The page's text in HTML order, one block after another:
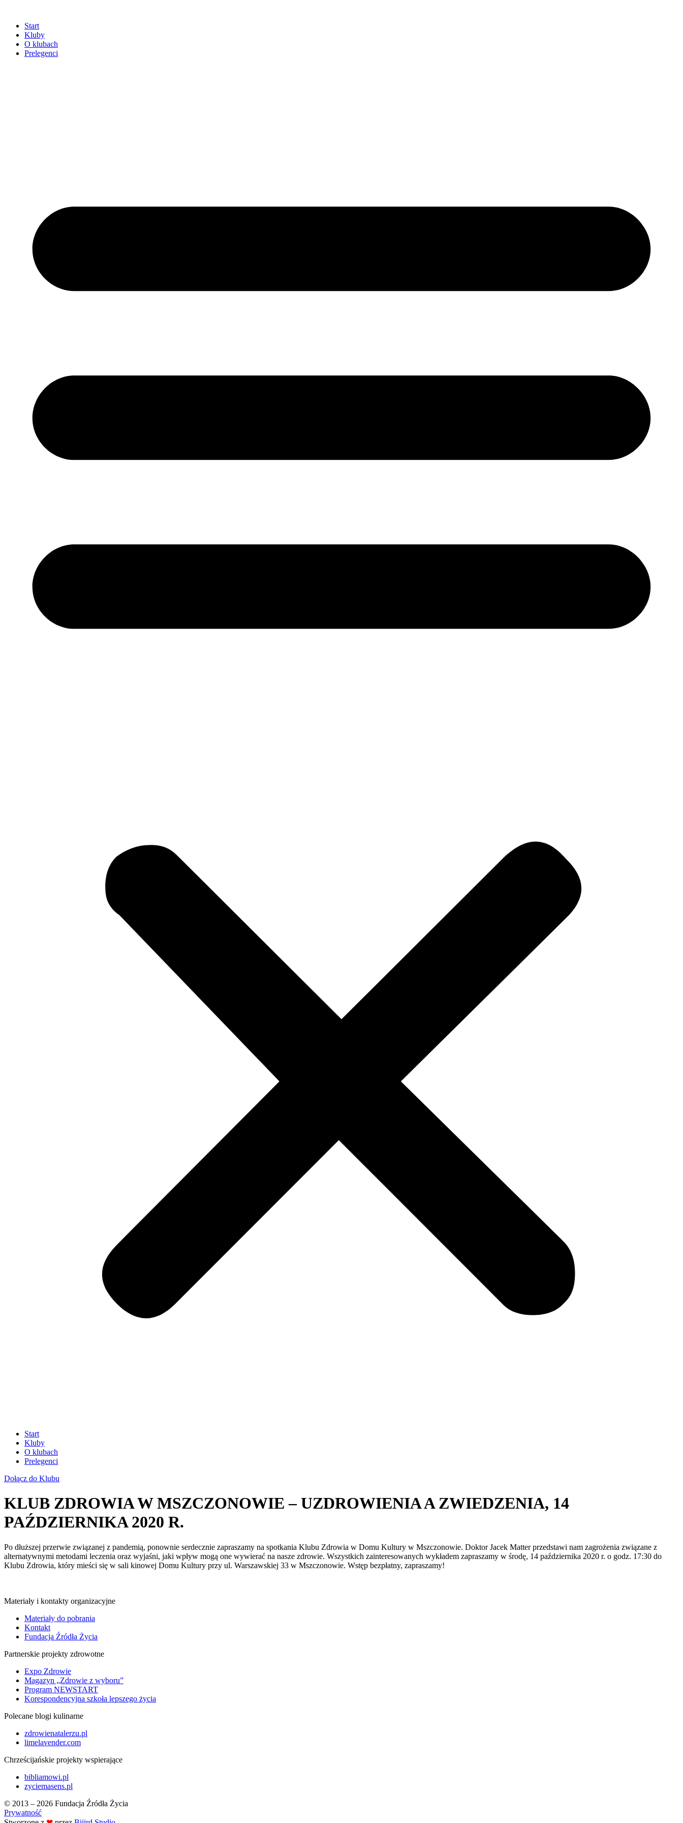
treści
Start
Kluby
O klubach
Prelegenci
Start
Kluby
O klubach
Prelegenci
Dołącz do Klubu
KLUB ZDROWIA W MSZCZONOWIE – UZDROWIENIA A ZWIEDZENIA, 14
PAŹDZIERNIKA 2020 R.
Po dłuższej przerwie związanej z pandemią, ponownie serdecznie zapraszamy na spotkania Klubu Zdrowia w Domu Kultury w Mszczonowie. Doktor Jacek Matter przedstawi nam zagrożenia związane z
alternatywnymi metodami leczenia oraz wyjaśni, jaki wpływ mogą one wywierać na nasze zdrowie. Wszystkich zainteresowanych wykładem zapraszamy w środę, 14 października 2020 r. o godz. 17:30 do
Klubu Zdrowia, który mieści się w sali kinowej Domu Kultury przy ul. Warszawskiej 33 w Mszczonowie. Wstęp bezpłatny, zapraszamy!
Materiały i kontakty organizacyjne
Materiały do pobrania
Kontakt
Fundacja Źródła Życia
Partnerskie projekty zdrowotne
Expo Zdrowie
Magazyn „Zdrowie z wyboru”
Program NEWSTART
Korespondencyjna szkoła lepszego życia
Polecane blogi kulinarne
zdrowienatalerzu.pl
limelavender.com
Chrześcijańskie projekty wspierające
bibliamowi.pl
zyciemasens.pl
© 2013 – 2026 Fundacja Źródła Życia
Prywatność